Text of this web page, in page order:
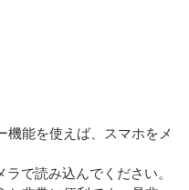
機能を使えば、スマホをメ
で読み込んでください。